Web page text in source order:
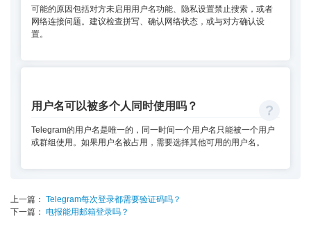
可能的原因包括对方未启用用户名功能、隐私设置禁止搜索，或者
网络连接问题。建议检查拼写、确认网络状态，或与对方确认设
置。
用户名可以被多个人同时使用吗？
Telegram的用户名是唯一的，同一时间一个用户名只能被一个用户
或群组使用。如果用户名被占用，需要选择其他可用的用户名。
上一篇： Telegram每次登录都需要验证码吗？
下一篇： 电报能用邮箱登录吗？